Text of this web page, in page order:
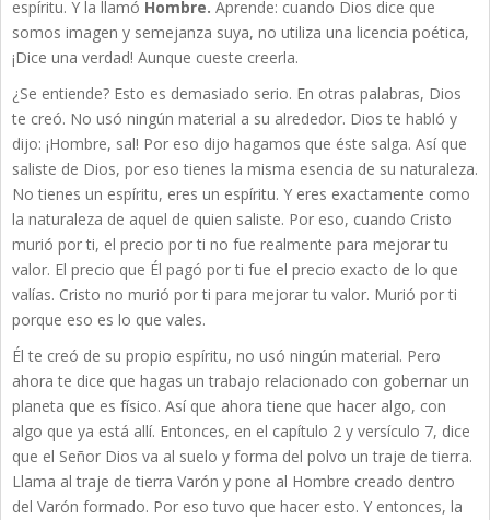
espíritu. Y la llamó Hombre. Aprende: cuando Dios dice que
somos imagen y semejanza suya, no utiliza una licencia poética,
¡Dice una verdad! Aunque cueste creerla.
¿Se entiende? Esto es demasiado serio. En otras palabras, Dios
te creó. No usó ningún material a su alrededor. Dios te habló y
dijo: ¡Hombre, sal! Por eso dijo hagamos que éste salga. Así que
saliste de Dios, por eso tienes la misma esencia de su naturaleza.
No tienes un espíritu, eres un espíritu. Y eres exactamente como
la naturaleza de aquel de quien saliste. Por eso, cuando Cristo
murió por ti, el precio por ti no fue realmente para mejorar tu
valor. El precio que Él pagó por ti fue el precio exacto de lo que
valías. Cristo no murió por ti para mejorar tu valor. Murió por ti
porque eso es lo que vales.
Él te creó de su propio espíritu, no usó ningún material. Pero
ahora te dice que hagas un trabajo relacionado con gobernar un
planeta que es físico. Así que ahora tiene que hacer algo, con
algo que ya está allí. Entonces, en el capítulo 2 y versículo 7, dice
que el Señor Dios va al suelo y forma del polvo un traje de tierra.
Llama al traje de tierra Varón y pone al Hombre creado dentro
del Varón formado. Por eso tuvo que hacer esto. Y entonces, la